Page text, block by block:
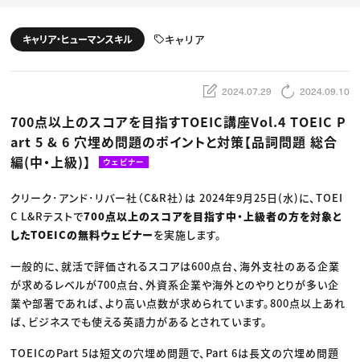
動画配信・映像制作
編集・ライティング
ディレクション
TOP Creator’s コラム トップ
Webクリエイター
ゲームクリエイター
クリエイターインタビュー
C＆R Magazine
セミナー
ニュース・トレンド トップ
Web
映像
ゲーム・エンタメ
広告
CREATIVE VILLAGEからのお知らせ
プロフェッショナル×つながる×メディア
キャリア・ヒューマンスキル キャリア
2024.07.29 2024.09.10
700点以上のスコアを目指すTOEIC講座Vol.4 TOEIC P
art 5 & 6 穴埋め問題のポイントと対策【品詞問題 総合
編(中・上級)】
ウェビナー
クリーク･アンド･リバー社（C&R社）は 2024年9月25日(水)に、TOEI
C L&Rテストで700点以上のスコアを目指す中・上級者の方を対象と
したTOEICの無料ウェビナーを実施します。
一般的に、就活で評価されるスコアは600点台、海外支社のある企業
が求めるレベルが700点台、外資系企業や海外とのやりとりが多い企
業や部署であれば、より高い点数が求められています。800点以上あれ
ば、ビジネスでも使える英語力があるとされています。
TOEICのPart 5は短文の穴埋め問題で、Part 6は長文の穴埋め問題